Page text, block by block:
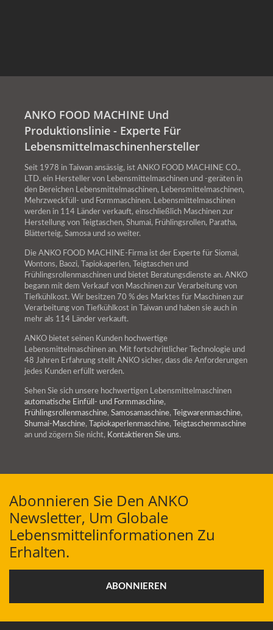
ANKO FOOD MACHINE Und
Produktionslinie - Experte Für
Lebensmittelmaschinenhersteller
Seit 1978 in Taiwan ansässig, ist ANKO FOOD MACHINE CO.,
LTD. ein Hersteller von Lebensmittelmaschinen und -geräten in
den Bereichen Lebensmittelmaschinen, Lebensmittelmaschinen,
Mehrzweckfüll- und Formmaschinen. Lebensmittelmaschinen
werden in 114 Länder verkauft, einschließlich Maschinen zur
Herstellung von Teigtaschen, Shumai, Frühlingsrollen, Paratha,
Blätterteig, Samosa und so weiter.
Die ANKO FOOD MACHINE-Firma ist der Experte für Siomai,
Wontons, Baozi, Tapiokaperlen, Teigtaschen und
Frühlingsrollenmaschinen und bietet Beratungsdienste an. ANKO
begann mit dem Verkauf von Maschinen zur Verarbeitung von
Tiefkühlkost. Wir besitzen 70 % des Marktes für Maschinen zur
Verarbeitung von Tiefkühlkost in Taiwan und haben sie auch in
mehr als 114 Länder verkauft.
ANKO bietet seinen Kunden hochwertige
Lebensmittelmaschinen an. Mit fortschrittlicher Technologie und
48 Jahren Erfahrung stellt ANKO sicher, dass die Anforderungen
jedes Kunden erfüllt werden.
Sehen Sie sich unsere hochwertigen Lebensmittelmaschinen
automatische Einfüll- und Formmaschine,
Frühlingsrollenmaschine, Samosamaschine, Teigwarenmaschine,
Shumai-Maschine, Tapiokaperlenmaschine,
Teigtaschenmaschine
an und zögern Sie nicht, Kontaktieren Sie uns.
Abonnieren Sie Den ANKO
Newsletter, Um Globale
Lebensmittelinformationen Zu
Erhalten.
ABONNIEREN